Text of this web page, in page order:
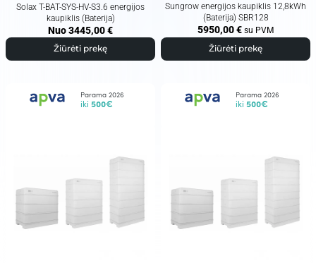
Solax T-BAT-SYS-HV-S3.6 energijos
kaupiklis (Baterija)
Nuo3445,00€
Žiūrėti prekę
Sungrow energijos kaupiklis 12,8kWh
(Baterija) SBR128
5950,00€ su PVM
Žiūrėti prekę
Parama 2026
iki 500€
Parama 2026
iki 500€